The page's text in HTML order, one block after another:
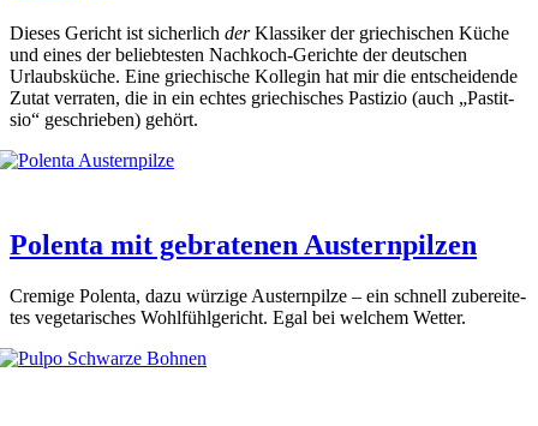
Die­ses Gericht ist sicher­lich derKlas­si­ker der grie­chi­schen Küche
und eines der belieb­tes­ten Nach­koch-Gerich­te der deut­schen
Urlaubs­kü­che. Eine grie­chi­sche Kol­le­gin hat mir die ent­schei­den­de
Zutat ver­ra­ten, die in ein ech­tes grie­chi­sches Pas­ti­zio (auch „Pas­tit­
sio“ geschrie­ben) gehört.
Polenta mit gebratenen Austernpilzen
Cre­mi­ge Polen­ta, dazu wür­zi­ge Aus­tern­pil­ze – ein schnell zube­rei­te­
tes vege­ta­ri­sches Wohl­fühl­ge­richt. Egal bei wel­chem Wet­ter.